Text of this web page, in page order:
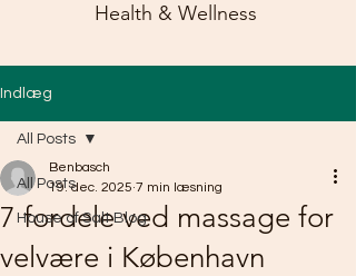
Health & Wellness
Indlæg
All Posts
House of Salt Blog
All Posts
7 fordele ved massage for
velvære i København
Benbasch
19. dec. 2025 7 min læsning